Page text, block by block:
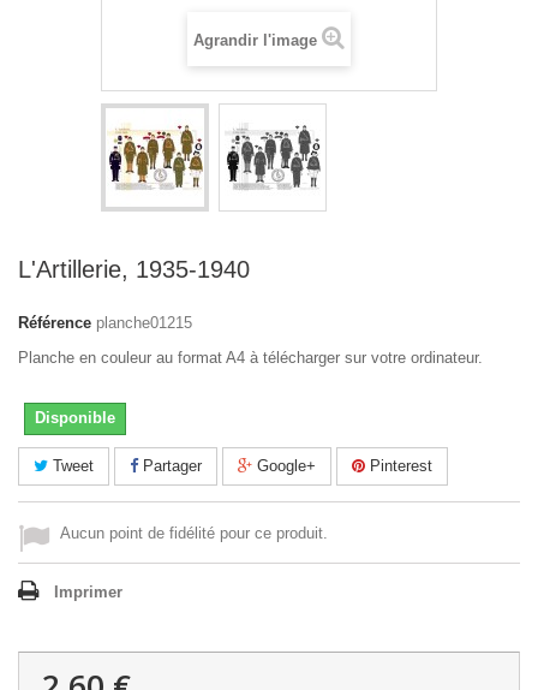
Agrandir l'image
L'Artillerie, 1935-1940
Référence planche01215
Planche en couleur au format A4 à télécharger sur votre ordinateur.
Disponible
Tweet Partager Google+ Pinterest
Aucun point de fidélité pour ce produit.
Imprimer